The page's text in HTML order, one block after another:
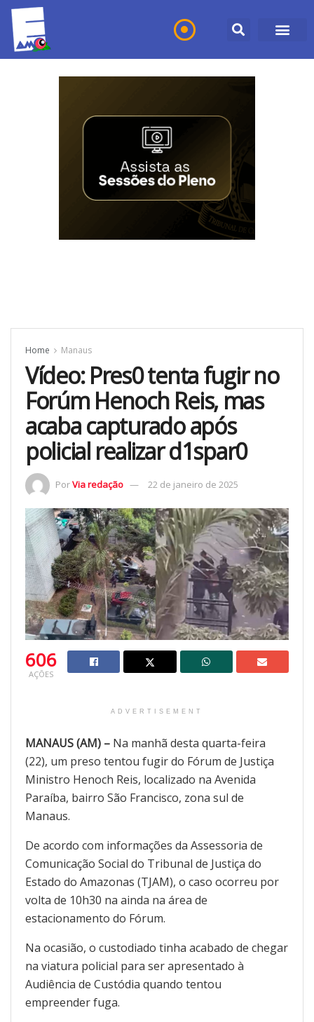
Home Manaus
Vídeo: Pres0 tenta fugir no
Forúm Henoch Reis, mas
acaba capturado após
policial realizar d1spar0
PorVia redação 22 de janeiro de 2025
606
AÇÕES
ADVERTISEMENT
MANAUS (AM) – Na manhã desta quarta-feira
(22), um preso tentou fugir do Fórum de Justiça
Ministro Henoch Reis, localizado na Avenida
Paraíba, bairro São Francisco, zona sul de
Manaus.
De acordo com informações da Assessoria de
Comunicação Social do Tribunal de Justiça do
Estado do Amazonas (TJAM), o caso ocorreu por
volta de 10h30 na ainda na área de
estacionamento do Fórum.
Na ocasião, o custodiado tinha acabado de chegar
na viatura policial para ser apresentado à
Audiência de Custódia quando tentou
empreender fuga.